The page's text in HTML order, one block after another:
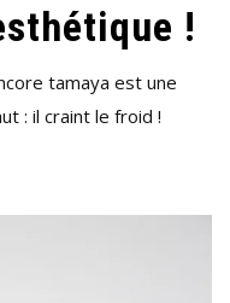
!
tamaya est une
: il craint le froid !